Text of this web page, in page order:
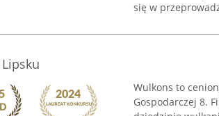
się w
Wulkons to
Gospodarczej 8.